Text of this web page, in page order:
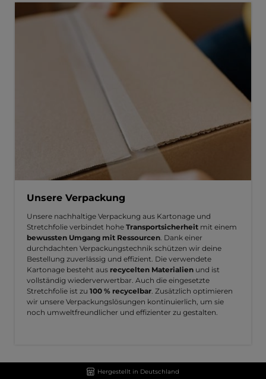
Unsere Verpackung
Unsere nachhaltige Verpackung aus Kartonage und
Stretchfolie verbindet hohe Transportsicherheit mit einem
bewussten Umgang mit Ressourcen . Dank einer
durchdachten Verpackungstechnik schützen wir deine
Bestellung zuverlässig und effizient. Die verwendete
Kartonage besteht aus recycelten Materialien und ist
vollständig wiederverwertbar. Auch die eingesetzte
Stretchfolie ist zu 100 % recycelbar . Zusätzlich optimieren
wir unsere Verpackungslösungen kontinuierlich, um sie
noch umweltfreundlicher und effizienter zu gestalten.
Hergestellt in Deutschland